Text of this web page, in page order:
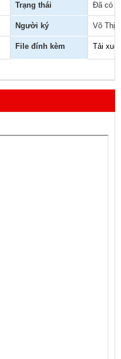
Trạng thái Đã có
Người ký Võ Thị
File đính kèm Tải